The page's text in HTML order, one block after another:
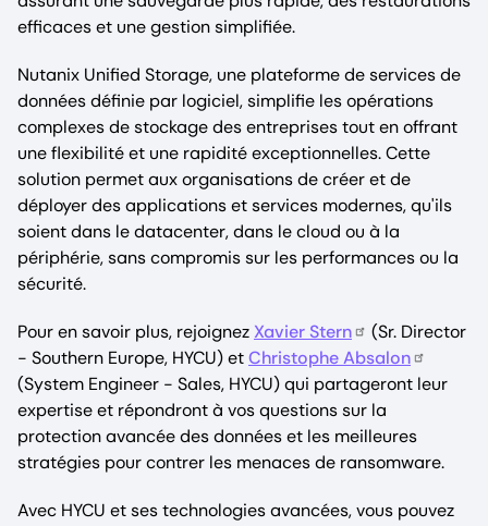
efficaces et une gestion simplifiée.
Nutanix Unified Storage, une plateforme de services de
données définie par logiciel, simplifie les opérations
complexes de stockage des entreprises tout en offrant
une flexibilité et une rapidité exceptionnelles. Cette
solution permet aux organisations de créer et de
déployer des applications et services modernes, qu'ils
soient dans le datacenter, dans le cloud ou à la
périphérie, sans compromis sur les performances ou la
sécurité.
Pour en savoir plus, rejoignez Xavier Stern
(Sr. Director
- Southern Europe, HYCU) etChristophe Absalon
(System Engineer - Sales, HYCU) qui partageront leur
expertise et répondront à vos questions sur la
protection avancée des données et les meilleures
stratégies pour contrer les menaces de ransomware.
Avec HYCU et ses technologies avancées, vous pouvez